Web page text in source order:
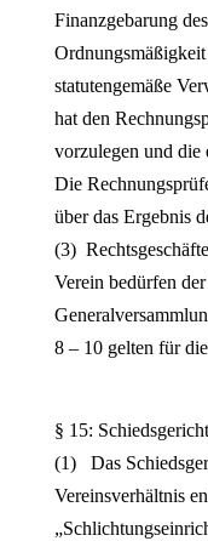
Finanzgebarung
statutengemäße
hat den
vorzulegen und die
Die
über das Ergebnis
(3)
Verein bedürfen
8 – 10 gelten für
§ 15: Schiedsgericht
(1) Das
Vereinsverhältnis